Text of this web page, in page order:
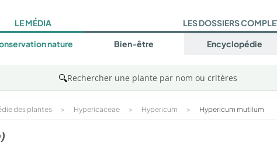
LE MÉDIA
nature
LES DOSSIERS
Bien-être Encyclopédie
🔍Rechercher une plante par nom ou critères
des plantes > Hypericaceae > Hypericum > Hypericum mutilum